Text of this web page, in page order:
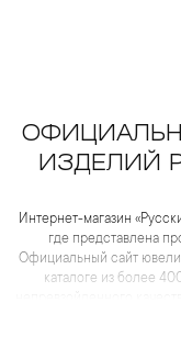
ИЗДЕЛИЙ
Интернет-магазин
где представлена
Официальный сайт
каталоге из более